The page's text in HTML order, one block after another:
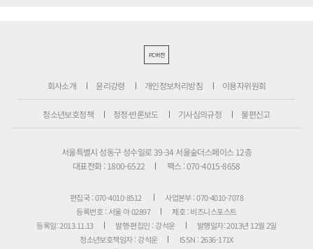
PC버전
회사소개 윤리강령 개인정보처리방침 이용자위원회
청소년보호정책 정정·반론보도 기사심의규정 불편신고
서울특별시 성동구 성수일로 39-34 서울숲더스페이스 12층
대표전화 : 1800-6522
팩스 : 070-4015-8658
편집국 : 070-4010-8512
사업본부 : 070-4010-7078
등록번호 : 서울 아 02897
제호 : 비즈니스포스트
등록일: 2013.11.13
발행·편집인 : 강석운
발행일자: 2013년 12월 2일
청소년보호책임자 : 강석운
ISSN : 2636-171X